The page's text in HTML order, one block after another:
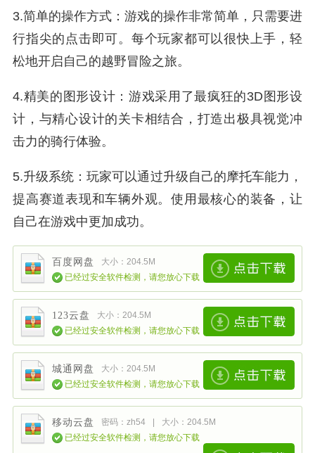
3.简单的操作方式：游戏的操作非常简单，只需要进
行指尖的点击即可。每个玩家都可以很快上手，轻
松地开启自己的越野冒险之旅。
4.精美的图形设计：游戏采用了最疯狂的3D图形设
计，与精心设计的关卡相结合，打造出极具视觉冲
击力的骑行体验。
5.升级系统：玩家可以通过升级自己的摩托车能力，
提高赛道表现和车辆外观。使用最核心的装备，让
自己在游戏中更加成功。
百度网盘
大小：204.5M
已经过安全软件检测，请您放心下载
123云盘
大小：204.5M
已经过安全软件检测，请您放心下载
城通网盘
大小：204.5M
已经过安全软件检测，请您放心下载
移动云盘 密码：zh54
大小：204.5M
已经过安全软件检测，请您放心下载